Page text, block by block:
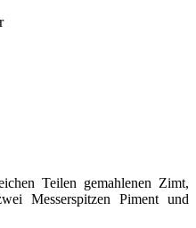
Teilen gemahlenen Zimt,
Messerspitzen Piment und